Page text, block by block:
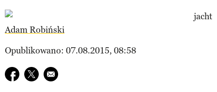
Adam Robiński
Opublikowano: 07.08.2015, 08:58
Udostępnij na facebook
Udostępnij na twitter
E-mail do przyjaciela